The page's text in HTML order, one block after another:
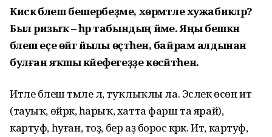
Кискә бәлеш бешерәбеҙме, хөрмәтле хужабикәләр?
Был ризыҡ – һәр табындың йәме. Яңы бешкән
бәлеш еҫе өйгә йылы өҫтәһен, байрам алдынан
булған яҡшы кәйефегеҙҙе көсәйтһен.
Итле бәлеш тәмле лә, туҡлыҡлы ла. Эслек өсөн ит
(тауыҡ, өйрәк, һарыҡ, хатта фарш та ярай),
картуф, һуған, тоҙ, бер аҙ борос кәрәк. Ит, картуф,